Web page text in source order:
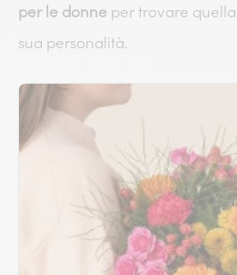
per le donne per trovare
sua personalità.